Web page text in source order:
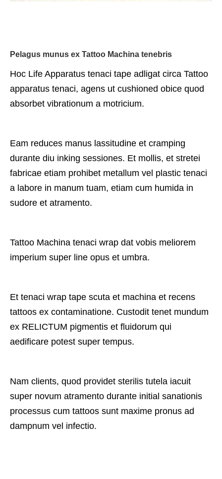
Pelagus munus ex Tattoo Machina tenebris
Hoc Life Apparatus tenaci tape adligat circa Tattoo
apparatus tenaci, agens ut cushioned obice quod
absorbet vibrationum a motricium.
Eam reduces manus lassitudine et cramping
durante diu inking sessiones. Et mollis, et stretei
fabricae etiam prohibet metallum vel plastic tenaci
a labore in manum tuam, etiam cum humida in
sudore et atramento.
Tattoo Machina tenaci wrap dat vobis meliorem
imperium super line opus et umbra.
Et tenaci wrap tape scuta et machina et recens
tattoos ex contaminatione. Custodit tenet mundum
ex RELICTUM pigmentis et fluidorum qui
aedificare potest super tempus.
Nam clients, quod providet sterilis tutela iacuit
super novum atramento durante initial sanationis
processus cum tattoos sunt maxime pronus ad
dampnum vel infectio.